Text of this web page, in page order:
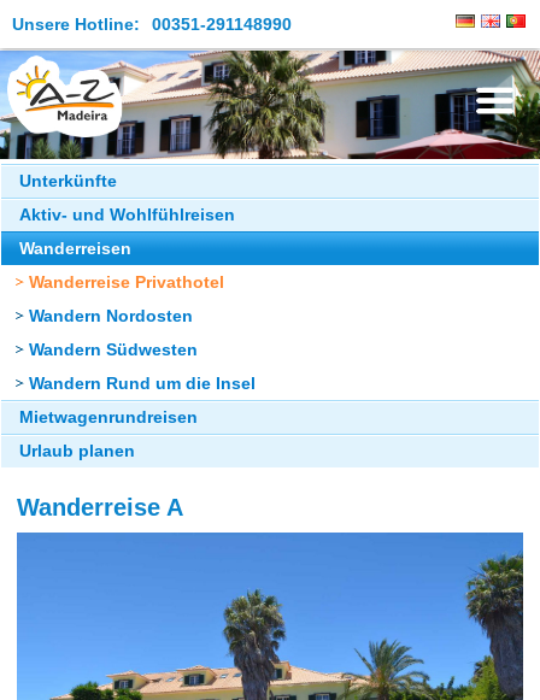
Unsere Hotline: 00351-291148990
Die Insel
Madeira Erleben
Aktuelles
Reiseangebote
Kontakt
Unterkünfte
Aktiv- und Wohlfühlreisen
Wanderreisen
Wanderreise Privathotel
Wandern Nordosten
Wandern Südwesten
Wandern Rund um die Insel
Mietwagenrundreisen
Urlaub planen
Wanderreise A